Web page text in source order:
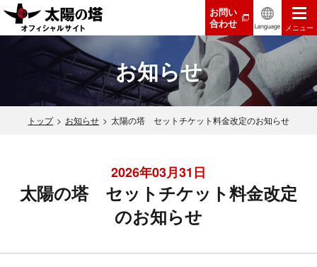
お問い
合わせ
メニュー
お知らせ
トップ お知らせ 太陽の塔 セットチケット料金改定のお知らせ
2026年03月31日
太陽の塔 セットチケット料金改定
のお知らせ